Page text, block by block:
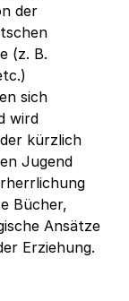
der
(z. B.
sich
wird
kürzlich
Jugend
Bücher,
Ansätze
Erziehung.